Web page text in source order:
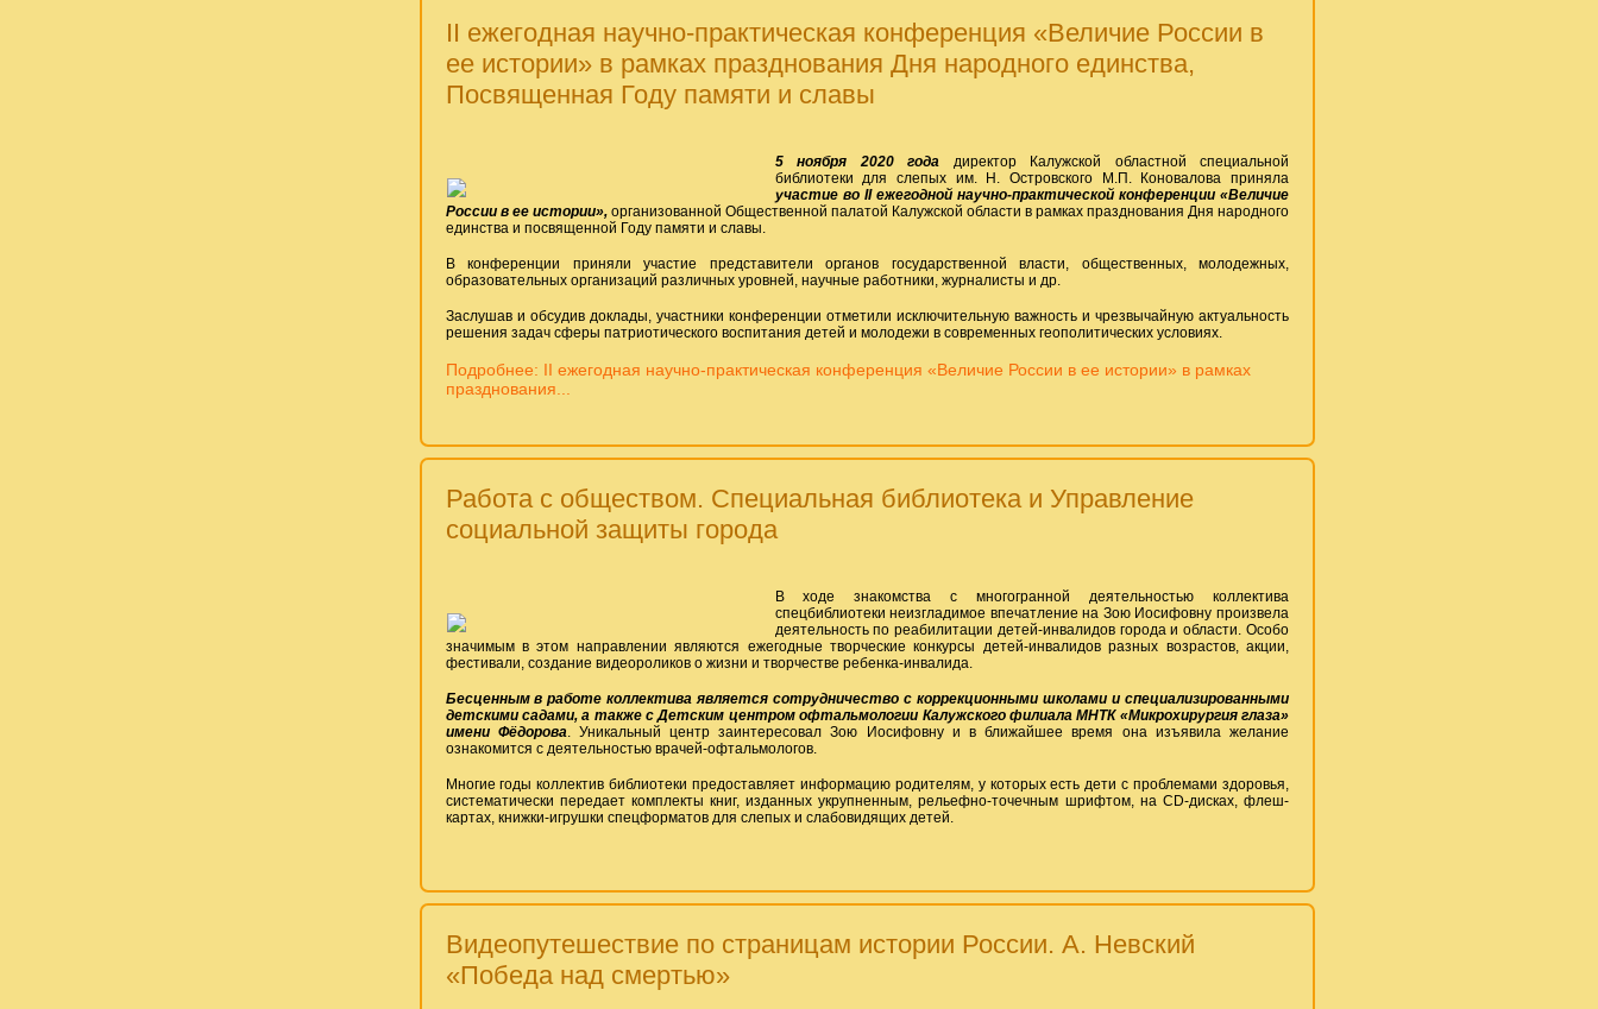
II ежегодная научно-практическая конференция «Величие России в
ее истории» в рамках празднования Дня народного единства,
Посвященная Году памяти и славы
5 ноября 2020 года директор Калужской областной специальной
библиотеки для слепых им. Н. Островского М.П. Коновалова приняла
участие во II ежегодной научно-практической конференции «Величие
России в ее истории», организованной Общественной палатой Калужской области в рамках празднования Дня народного
единства и посвященной Году памяти и славы.
В конференции приняли участие представители органов государственной власти, общественных, молодежных,
образовательных организаций различных уровней, научные работники, журналисты и др.
Заслушав и обсудив доклады, участники конференции отметили исключительную важность и чрезвычайную актуальность
решения задач сферы патриотического воспитания детей и молодежи в современных геополитических условиях.
Подробнее: II ежегодная научно-практическая конференция «Величие России в ее истории» в рамках
празднования...
Работа с обществом. Специальная библиотека и Управление
социальной защиты города
В ходе знакомства с многогранной деятельностью коллектива
спецбиблиотеки неизгладимое впечатление на Зою Иосифовну произвела
деятельность по реабилитации детей-инвалидов города и области. Особо
значимым в этом направлении являются ежегодные творческие конкурсы детей-инвалидов разных возрастов, акции,
фестивали, создание видеороликов о жизни и творчестве ребенка-инвалида.
Бесценным в работе коллектива является сотрудничество с коррекционными школами и специализированными
детскими садами, а также с Детским центром офтальмологии Калужского филиала МНТК «Микрохирургия глаза»
имени Фёдорова . Уникальный центр заинтересовал Зою Иосифовну и в ближайшее время она изъявила желание
ознакомится с деятельностью врачей-офтальмологов.
Многие годы коллектив библиотеки предоставляет информацию родителям, у которых есть дети с проблемами здоровья,
систематически передает комплекты книг, изданных укрупненным, рельефно-точечным шрифтом, на CD-дисках, флеш-
картах, книжки-игрушки спецформатов для слепых и слабовидящих детей.
Видеопутешествие по страницам истории России. А. Невский
«Победа над смертью»